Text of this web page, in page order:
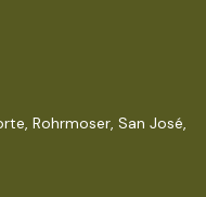
Rohrmoser, San José,